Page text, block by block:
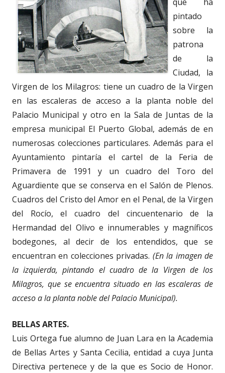
pintado
sobre la
patrona
de la
Ciudad, la
Virgen de los Milagros: tiene un cuadro de la Virgen
en las escaleras de acceso a la planta noble del
Palacio Municipal y otro en la Sala de Juntas de la
empresa municipal El Puerto Global, además de en
numerosas colecciones particulares. Además para el
Ayuntamiento pintaría el cartel de la Feria de
Primavera de 1991 y un cuadro del Toro del
Aguardiente que se conserva en el Salón de Plenos.
Cuadros del Cristo del Amor en el Penal, de la Virgen
del Rocío, el cuadro del cincuentenario de la
Hermandad del Olivo e innumerables y magníficos
bodegones, al decir de los entendidos, que se
encuentran en colecciones privadas. (En la imagen de
la izquierda, pintando el cuadro de la Virgen de los
Milagros, que se encuentra situado en las escaleras de
acceso a la planta noble del Palacio Municipal).
BELLAS ARTES.
Luis Ortega fue alumno de Juan Lara en la Academia
de Bellas Artes y Santa Cecilia, entidad a cuya Junta
Directiva pertenece y de la que es Socio de Honor.